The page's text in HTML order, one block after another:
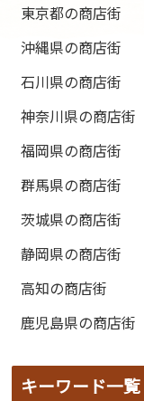
東京都の商店街
沖縄県の商店街
石川県の商店街
神奈川県の商店街
福岡県の商店街
群馬県の商店街
茨城県の商店街
静岡県の商店街
高知の商店街
鹿児島県の商店街
キーワード一覧